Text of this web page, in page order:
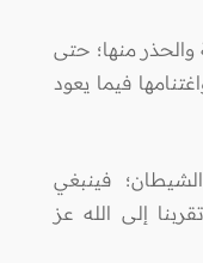
منها؛ حتى
فيما يعود
فينبغي
إلى الله عز